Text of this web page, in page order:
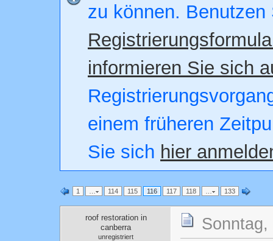
zu können. Benutzen
informieren Sie sich
einem früheren
Sie sich hier
1 … 114 115 116 117 118 … 133
roof restoration in
canberra
unregistriert